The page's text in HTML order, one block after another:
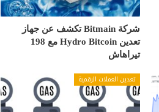
شركة Bitmain تكشف عن جهاز
تعدين Hydro Bitcoin مع 198
تيراهاش
تعدين العملات الرقمية